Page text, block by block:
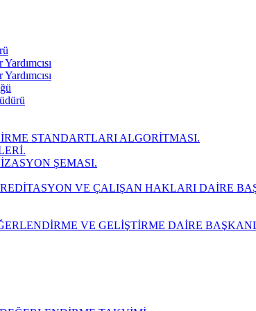
STANDARTLARI ALGORİTMASI.
ŞEMASI.
VE ÇALIŞAN HAKLARI DAİRE
VE GELİŞTİRME DAİRE